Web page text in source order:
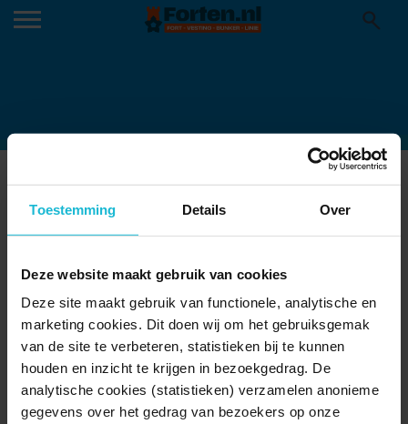
Toestemming Details Over
Deze website maakt gebruik van cookies
Deze site maakt gebruik van functionele, analytische en
marketing cookies. Dit doen wij om het gebruiksgemak
van de site te verbeteren, statistieken bij te kunnen
houden en inzicht te krijgen in bezoekgedrag. De
analytische cookies (statistieken) verzamelen anonieme
gegevens over het gedrag van bezoekers op onze